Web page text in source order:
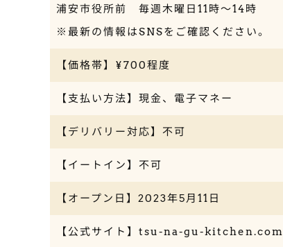
浦安市役所前 毎週木曜日11時〜14時
※最新の情報はSNSをご確認ください。
【価格帯】¥700程度
【支払い方法】現金、電子マネー
【デリバリー対応】不可
【イートイン】不可
【オープン日】2023年5月11日
【公式サイト】 tsu-na-gu-kitchen.com